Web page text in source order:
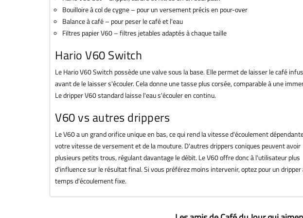
Bouilloire à col de cygne – pour un versement précis en pour-over
Balance à café – pour peser le café et l'eau
Filtres papier V60 – filtres jetables adaptés à chaque taille
Hario V60 Switch
Le Hario V60 Switch possède une valve sous la base. Elle permet de laisser le café
avant de le laisser s'écouler. Cela donne une tasse plus corsée, comparable à une
Le dripper V60 standard laisse l'eau s'écouler en continu.
V60 vs autres drippers
Le V60 a un grand orifice unique en bas, ce qui rend la vitesse d'écoulement
votre vitesse de versement et de la mouture. D'autres drippers coniques peuvent avoir
plusieurs petits trous, régulant davantage le débit. Le V60 offre donc à l'utilisateur plus
d'influence sur le résultat final. Si vous préférez moins intervenir, optez pour un dripper
temps d'écoulement fixe.